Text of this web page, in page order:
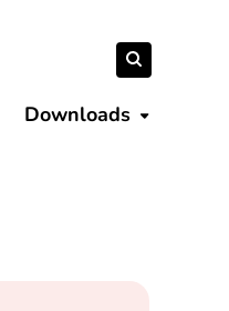
Zoeken
naar:Zoeken
tonen
Downloads